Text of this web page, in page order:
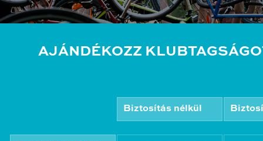
AJÁNDÉKOZZ
Biztosítás nélkül